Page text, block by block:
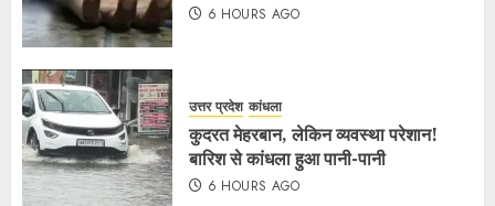
6 HOURS AGO
उत्तर प्रदेश कांधला
कुदरत मेहरबान, लेकिन व्यवस्था परेशान!
बारिश से कांधला हुआ पानी-पानी
6 HOURS AGO